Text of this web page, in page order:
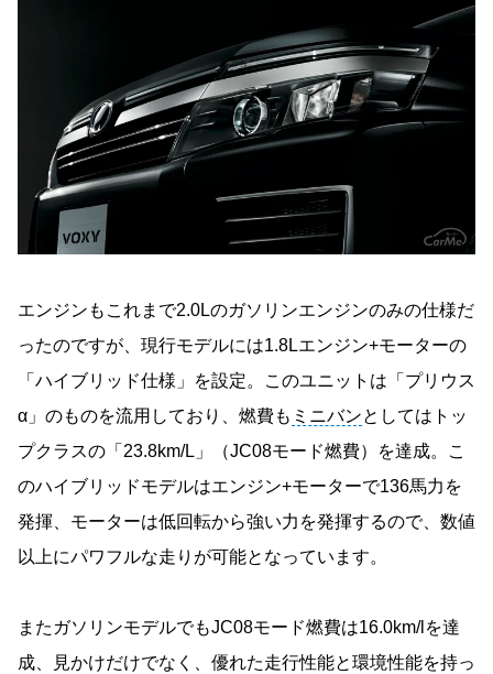
エンジンもこれまで2.0Lのガソリンエンジンのみの仕様だ
ったのですが、現行モデルには1.8Lエンジン+モーターの
「ハイブリッド仕様」を設定。このユニットは「プリウス
α」のものを流用しており、燃費も ミニバンとしてはトッ
プクラスの「23.8km/L」（JC08モード燃費）を達成。こ
のハイブリッドモデルはエンジン+モーターで136馬力を
発揮、モーターは低回転から強い力を発揮するので、数値
以上にパワフルな走りが可能となっています。
またガソリンモデルでもJC08モード燃費は16.0km/lを達
成、見かけだけでなく、優れた走行性能と環境性能を持っ